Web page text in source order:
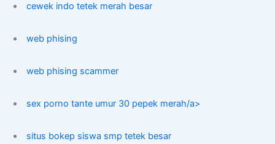
cewek indo tetek merah besar
web phising
web phising scammer
sex porno tante umur 30 pepek merah/a>
situs bokep siswa smp tetek besar